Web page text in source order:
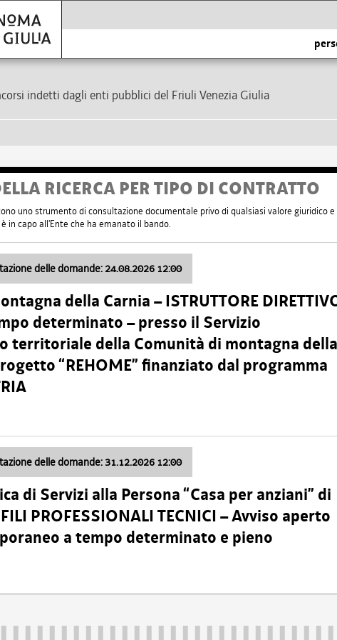
indetti dagli enti pubblici del Friuli Venezia Giulia
RICERCA PER TIPO DI CONTRATTO
uno strumento di consultazione documentale privo di qualsiasi valore giuridico e
in capo all'Ente che ha emanato il bando.
delle domande: 24.08.2026 12:00
della Carnia – ISTRUTTORE
determinato – presso il Servizio
territoriale della Comunità di montagna della
“REHOME” finanziato dal programma
delle domande: 31.12.2026 12:00
di Servizi alla Persona “Casa per anziani” di
PROFESSIONALI TECNICI – Avviso aperto
a tempo determinato e pieno